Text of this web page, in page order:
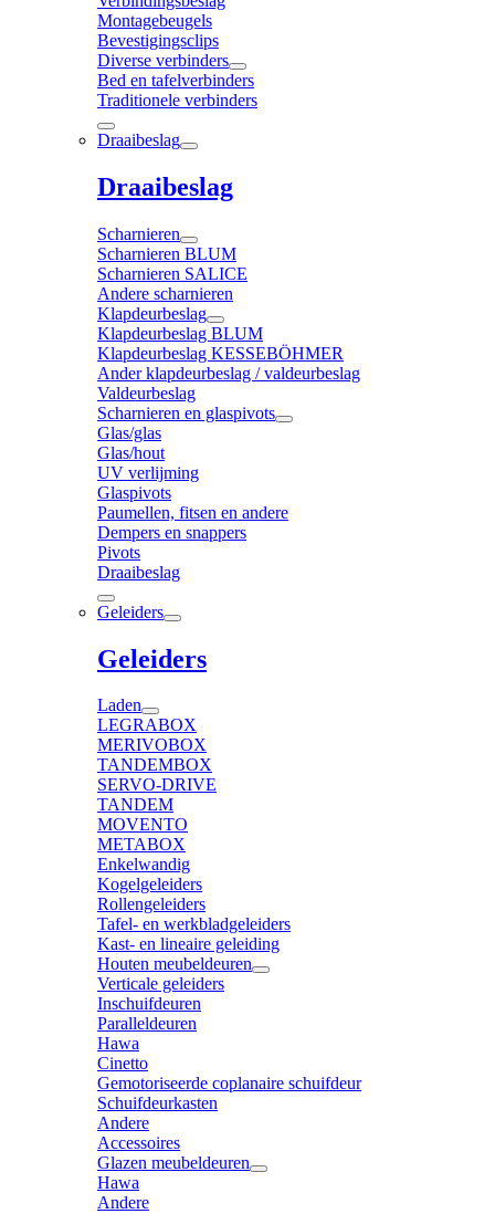
Montagebeugels
Bevestigingsclips
Diverse verbinders
Bed en tafelverbinders
Traditionele verbinders
Draaibeslag
Draaibeslag
Scharnieren
Scharnieren BLUM
Scharnieren SALICE
Andere scharnieren
Klapdeurbeslag
Klapdeurbeslag BLUM
Klapdeurbeslag KESSEBÖHMER
Ander klapdeurbeslag / valdeurbeslag
Valdeurbeslag
Scharnieren en glaspivots
Glas/glas
Glas/hout
UV verlijming
Glaspivots
Paumellen, fitsen en andere
Dempers en snappers
Pivots
Draaibeslag
Geleiders
Geleiders
Laden
LEGRABOX
MERIVOBOX
TANDEMBOX
SERVO-DRIVE
TANDEM
MOVENTO
METABOX
Enkelwandig
Kogelgeleiders
Rollengeleiders
Tafel- en werkbladgeleiders
Kast- en lineaire geleiding
Houten meubeldeuren
Verticale geleiders
Inschuifdeuren
Paralleldeuren
Hawa
Cinetto
Gemotoriseerde coplanaire schuifdeur
Schuifdeurkasten
Andere
Accessoires
Glazen meubeldeuren
Hawa
Andere